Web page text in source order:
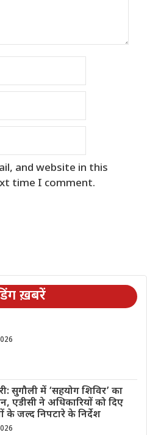
and website in this
time I comment.
ख़बरें
सुगौली में ‘सहयोग शिविर’ का
एडीसी ने अधिकारियों को दिए
जल्द निपटारे के निर्देश